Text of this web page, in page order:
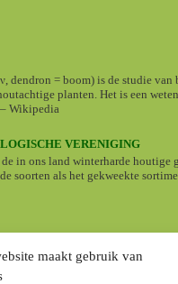
maakt gebruik van
dendron = boom) is de studie van
planten. Het is een
Wikipedia
VERENIGING
in ons land winterharde houtige
soorten als het gekweekte